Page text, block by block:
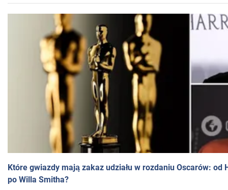
Które gwiazdy mają zakaz udziału w rozdaniu Oscarów: od
po Willa Smitha?